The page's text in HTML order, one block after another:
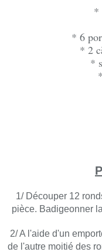
*
* 6
* 2
*
1/ Découper 12
pièce. Badigeonner
2/ A l'aide d'un
de l'autre moitié des